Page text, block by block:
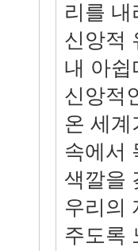
리를
신앙적
내 아쉽
신앙적
온 세
속에서
색깔을
우리의
주도록